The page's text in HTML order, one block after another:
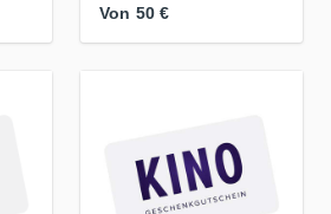
Von 50 €